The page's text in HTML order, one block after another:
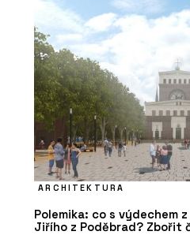
ARCHITEKTURA
Polemika: co s výdechem
Jiřího z Poděbrad? Zbořit